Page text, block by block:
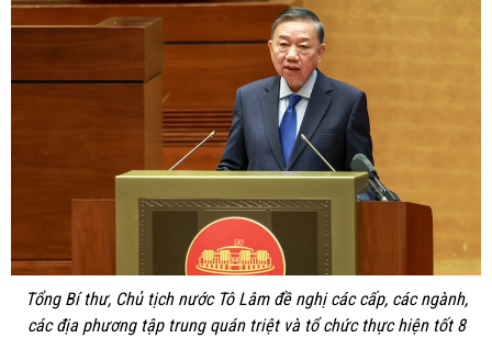
Tổng Bí thư, Chủ tịch nước Tô Lâm đề nghị các cấp, các ngành,
các địa phương tập trung quán triệt và tổ chức thực hiện tốt 8